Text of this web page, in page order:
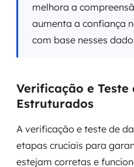
melhora a
aumenta a confiança
com base nesses
Verificação e Teste
Estruturados
A verificação e teste de
etapas cruciais para
estejam corretas e